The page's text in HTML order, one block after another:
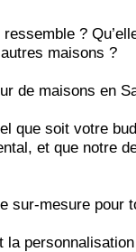
?
maisons ?
de maisons en
que soit votre
et que notre
sur-mesure pour
la